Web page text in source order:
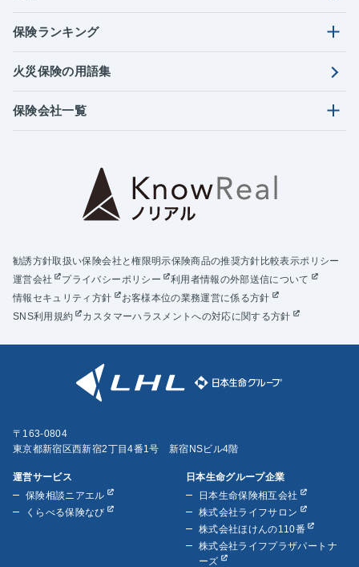
保険ランキング
火災保険の用語集
保険会社一覧
勧誘方針取扱い保険会社と権限明示保険商品の推奨方針比較表示ポリシー
運営会社
プライバシーポリシー
利用者情報の外部送信について
情報セキュリティ方針
お客様本位の業務運営に係る方針
SNS利用規約
カスタマーハラスメントへの対応に関する方針
〒163-0804
東京都新宿区西新宿2丁目4番1号 新宿NSビル4階
運営サービス
保険相談ニアエル
くらべる保険なび
日本生命グループ企業
日本生命保険相互会社
株式会社ライフサロン
株式会社ほけんの110番
株式会社ライフプラザパートナ
ーズ